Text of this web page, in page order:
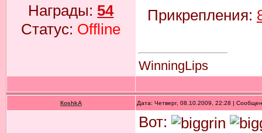
Награды: 54
Статус: Offline
Прикрепления:
WinningLips
КoshkA Дата: Четверг, 08.10.2009, 22:28 |
Вот: